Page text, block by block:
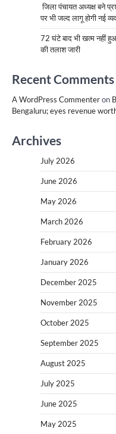
जिला पंचायत अध्यक्ष बने
पर भी जल्द लागू होगी नई
72 घंटे बाद भी खत्म नहीं
की तलाश जारी
Recent Comments
A WordPress Commenteron
Bengaluru; eyes revenue
Archives
July 2026
June 2026
May 2026
March 2026
February 2026
January 2026
December 2025
November 2025
October 2025
September 2025
August 2025
July 2025
June 2025
May 2025